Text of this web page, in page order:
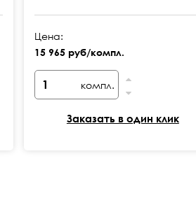
Цена:
15 965 руб/компл.
компл.
Заказать в один клик